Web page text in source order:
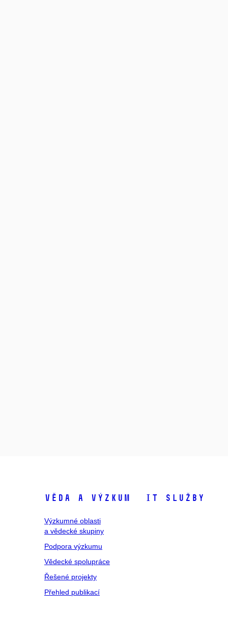
Věda a výzkum
Výzkumné oblasti
a vědecké skupiny
Podpora výzkumu
Vědecké spolupráce
Řešené projekty
Přehled publikací
IT služby